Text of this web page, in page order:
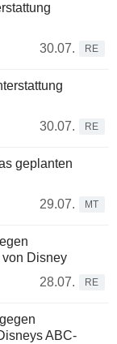
30.07.
RE
30.07.
RE
geplanten
29.07.
MT
Disney
28.07.
RE
ABC-